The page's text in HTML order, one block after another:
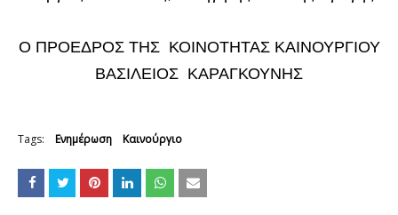
Ο ΠΡΟΕΔΡΟΣ ΤΗΣ ΚΟΙΝΟΤΗΤΑΣ ΚΑΙΝΟΥΡΓΙΟΥ
ΒΑΣΙΛΕΙΟΣ ΚΑΡΑΓΚΟΥΝΗΣ
Tags: Ενημέρωση Καινούργιο